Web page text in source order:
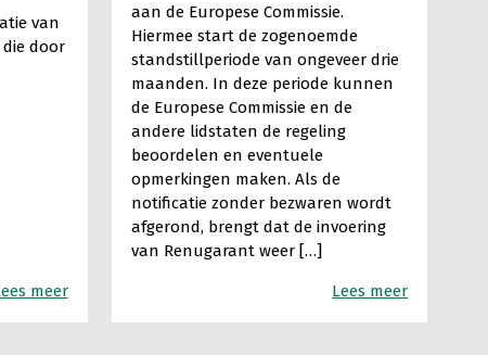
van
door
meer
aan de Europese Commissie.
Hiermee start de zogenoemde
standstillperiode van ongeveer drie
maanden. In deze periode kunnen
de Europese Commissie en de
andere lidstaten de regeling
beoordelen en eventuele
opmerkingen maken. Als de
notificatie zonder bezwaren wordt
afgerond, brengt dat de invoering
van Renugarant weer […]
Lees meer